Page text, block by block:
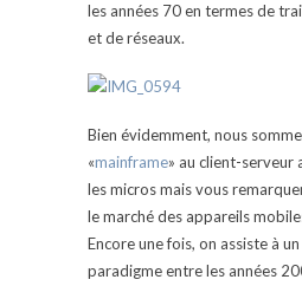
les années 70 en termes de
et de réseaux.
Bien évidemment, nous
«mainframe» au client-serveur
les micros mais vous
le marché des appareils
Encore une fois, on assiste à
paradigme entre les années